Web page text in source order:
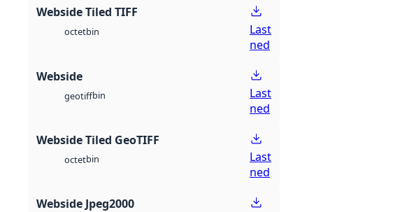
Webside Tiled TIFF
octetbin
Last
ned
Webside
geotiffbin
Last
ned
Webside Tiled GeoTIFF
octetbin
Last
ned
Webside Jpeg2000